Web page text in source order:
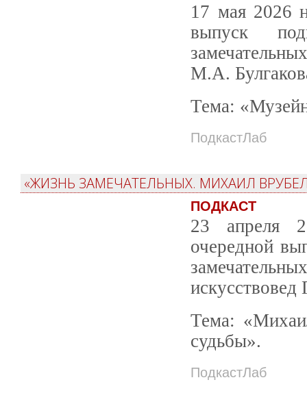
17 мая 2026
выпуск
М.А.
Тема:
ПодкастЛаб
«ЖИЗНЬ ЗАМЕЧАТЕЛЬНЫХ. МИХАИЛ
ПОДКАСТ
23 апреля
очередной
искусствовед
Тема:
судьбы».
ПодкастЛаб